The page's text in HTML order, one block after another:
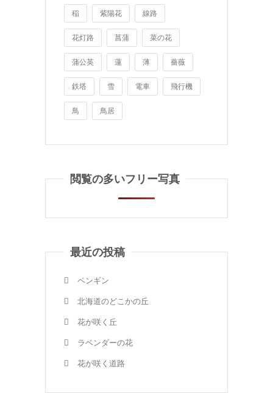
稲 紫陽花 線路
花灯路 菖蒲 菜の花
蒲公英 蓮 薄 薔薇
鉄塔 雪 電車 飛行機
鳥 鳥居
閲覧の多いフリー写真
最近の投稿
ペンギン
北海道のどこかの丘
花が咲く丘
ラベンダーの花
花が咲く道路